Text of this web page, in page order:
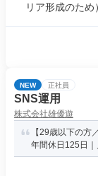
リア形成のため
NEW 正社員
SNS運用
株式会社雄優遊
【29歳以下の方
年間休日125日